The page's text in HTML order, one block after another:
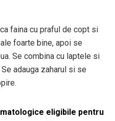
faina cu praful de copt si
foarte bine, apoi se
Se combina cu laptele si
adauga zaharul si se
eligibile pentru